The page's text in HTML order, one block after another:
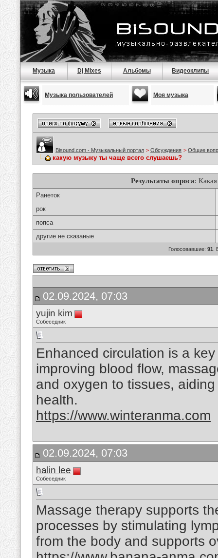
Музыка Dj Mixes Альбомы Видеоклипы
Музыка пользователей Моя музыка
Bisound.com - Музыкальный портал > Обсуждения > Общие
какую музыку ты чаще всего слушаешь?
Результаты опроса:
Ранеток
рок
попса
другие не сказаные
Голосовавшие: 91 .
02.09.2024, 07:03
yujin kim
Собеседник
Enhanced circulation is a
improving blood flow,
and oxygen to tissues,
health.
https://www.winteranma.com
02.09.2024, 07:03
halin lee
Собеседник
Massage therapy supports
processes by stimulating
from the body and supports